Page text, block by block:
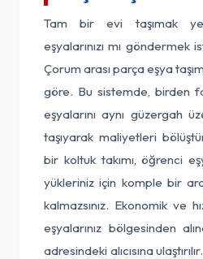
Tam bir evi taşımak
eşyalarınızı mı
Çorum arası parça eşya
göre. Bu sistemde, birden
eşyalarını aynı güzergah
taşıyarak maliyetleri
bir koltuk takımı, öğrenci
yükleriniz için komple bir
kalmazsınız. Ekonomik ve
eşyalarınız bölgesinden
adresindeki alıcısına